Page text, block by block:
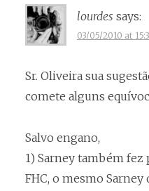
lourdes says:
03/05/2010 at
Sr. Oliveira sua
comete alguns
Salvo engano,
1) Sarney também fez
FHC, o mesmo